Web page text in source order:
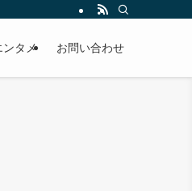
ンタメ お問い合わせ